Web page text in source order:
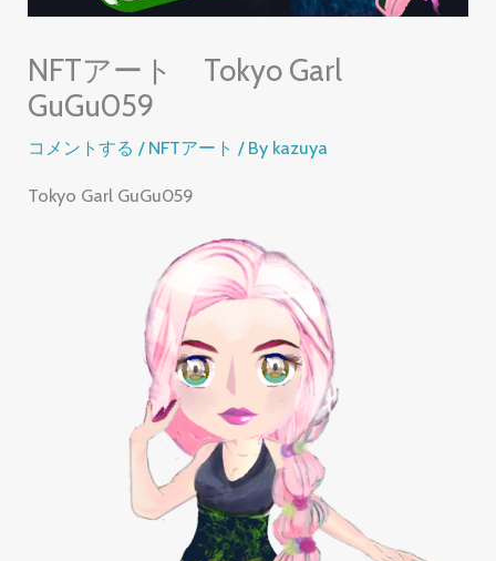
NFTアート Tokyo Garl
GuGu059
コメントする / NFTアート / By kazuya
Tokyo Garl GuGu059